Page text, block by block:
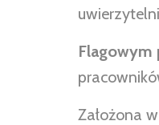
Flagowym
Założona